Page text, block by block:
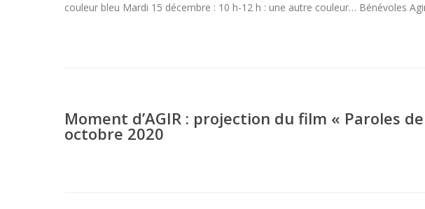
couleur bleu Mardi 15 décembre : 10 h-12 h : une autre couleur… Bénévoles
Moment d’AGIR : projection du film « Paroles
octobre 2020